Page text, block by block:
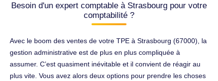
Besoin d'un expert comptable à Strasbourg pour votre
comptabilité ?
Avec le boom des ventes de votre TPE à Strasbourg (67000), la
gestion administrative est de plus en plus compliquée à
assumer. C’est quasiment inévitable et il convient de réagir au
plus vite. Vous avez alors deux options pour prendre les choses